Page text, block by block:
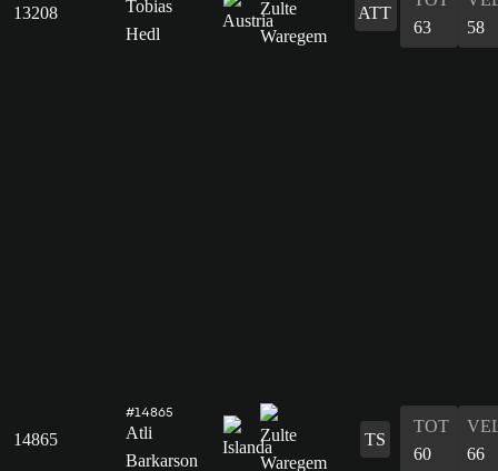
13208
Tobias
Hedl
ATT
63
58
14865
#14865
Atli
Barkarson
TS
TOT
60
66